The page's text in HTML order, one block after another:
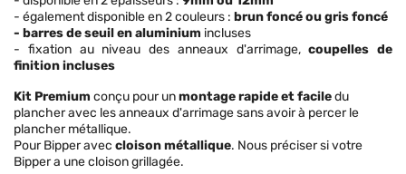
- également disponible en 2 couleurs : brun foncé ou gris foncé
- barres de seuil en aluminium incluses
- fixation au niveau des anneaux d'arrimage,coupelles de
finition incluses
Kit Premium conçu pour unmontage rapide et faciledu
plancher avec les anneaux d'arrimage sans avoir à percer le
plancher métallique.
Pour Bipper avec cloison métallique. Nous préciser si votre
Bipper a une cloison grillagée.